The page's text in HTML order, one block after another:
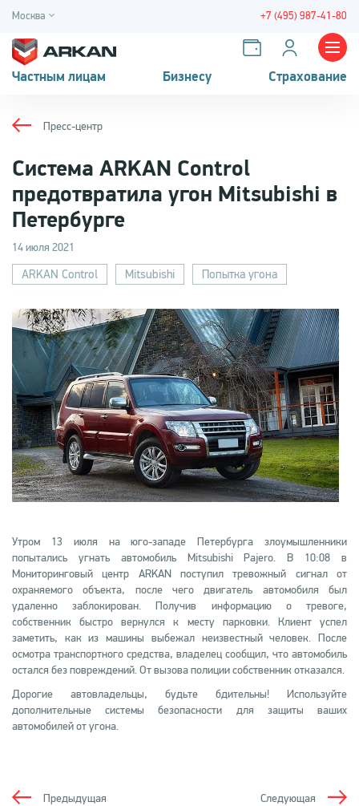
Москва +7 (495) 987-41-80
Частным лицам Бизнесу Страхование
Пресс-центр
Система ARKAN Control
предотвратила угон Mitsubishi в
Петербурге
14 июля 2021
ARKAN Control Mitsubishi Попытка угона
Утром 13 июля на юго-западе Петербурга злоумышленники
попытались угнать автомобиль Mitsubishi Pajero. В 10:08 в
Мониторинговый центр ARKAN поступил тревожный сигнал от
охраняемого объекта, после чего двигатель автомобиля был
удаленно заблокирован. Получив информацию о тревоге,
собственник быстро вернулся к месту парковки. Клиент успел
заметить, как из машины выбежал неизвестный человек. После
осмотра транспортного средства, владелец сообщил, что автомобиль
остался без повреждений. От вызова полиции собственник отказался.
Дорогие автовладельцы, будьте бдительны! Используйте
дополнительные системы безопасности для защиты ваших
автомобилей от угона.
Следующая
Предыдущая